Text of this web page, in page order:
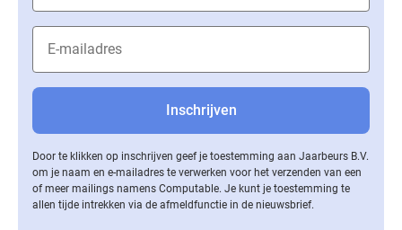
Door te klikken op inschrijven geef je toestemming aan Jaarbeurs B.V.
om je naam en e-mailadres te verwerken voor het verzenden van een
of meer mailings namens Computable. Je kunt je toestemming te
allen tijde intrekken via de af­meld­func­tie in de nieuwsbrief.